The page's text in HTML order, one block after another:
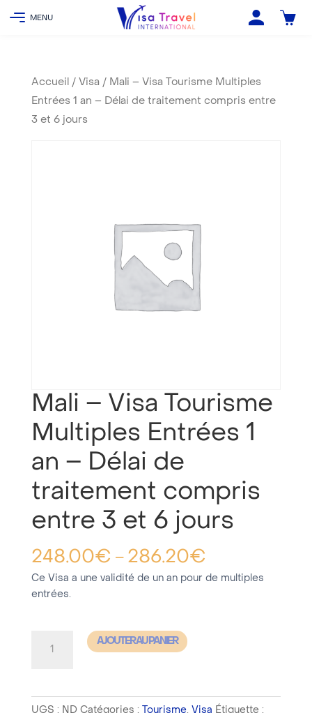
Accueil / Visa / Mali – Visa Tourisme Multiples
Entrées 1 an – Délai de traitement compris entre
3 et 6 jours
Mali – Visa Tourisme
Multiples Entrées 1
an – Délai de
traitement compris
entre 3 et 6 jours
248.00€ – 286.20€
Ce Visa a une validité de un an pour de multiples
entrées.
-
AJOUTER AU PANIER
UGS : ND Catégories : Tourisme, Visa Étiquette :